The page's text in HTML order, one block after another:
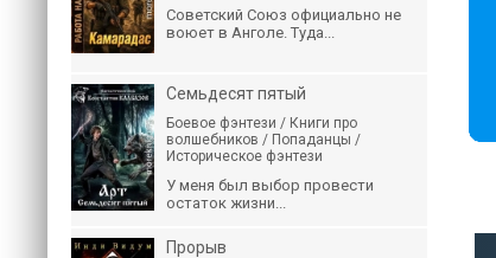
Советский Союз официально не
воюет в Анголе. Туда...
Семьдесят пятый
Боевое фэнтези / Книги про
волшебников / Попаданцы /
Историческое фэнтези
У меня был выбор провести
остаток жизни...
Прорыв